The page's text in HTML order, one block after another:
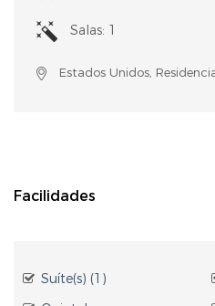
Salas: 1
Estados Unidos,
Facilidades
Suíte(s) (1)